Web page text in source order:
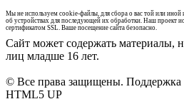
Мы не используем cookie-файлы, для сбора о вас той или
об устройствах для последующей их обработки. Наш проект
сертификатом SSL. Ваше посещение сайта безопасно.
Сайт может содержать материалы,
лиц младше 16 лет.
© Все права защищены. Поддержка
HTML5 UP